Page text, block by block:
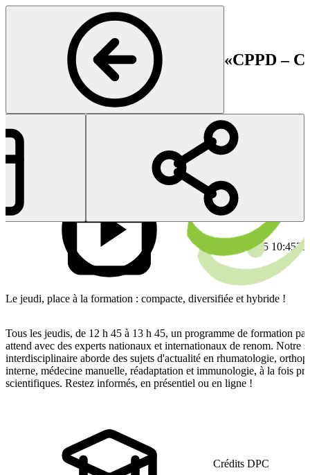
«CPPD –
Début
25 Sep 2025 10:4525
Le jeudi, place à la formation : compacte, diversifiée et hybride !
Tous les jeudis, de 12 h 45 à 13 h 45, un programme de formation
attend avec des experts nationaux et internationaux de renom. Notre
interdisciplinaire aborde des sujets d'actualité en rhumatologie,
interne, médecine manuelle, réadaptation et immunologie, à la fois
scientifiques. Restez informés, en présentiel ou en ligne !
Crédits DPC